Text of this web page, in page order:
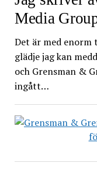
Media
Det är med
glädje jag kan
och Grensman &
ingått…